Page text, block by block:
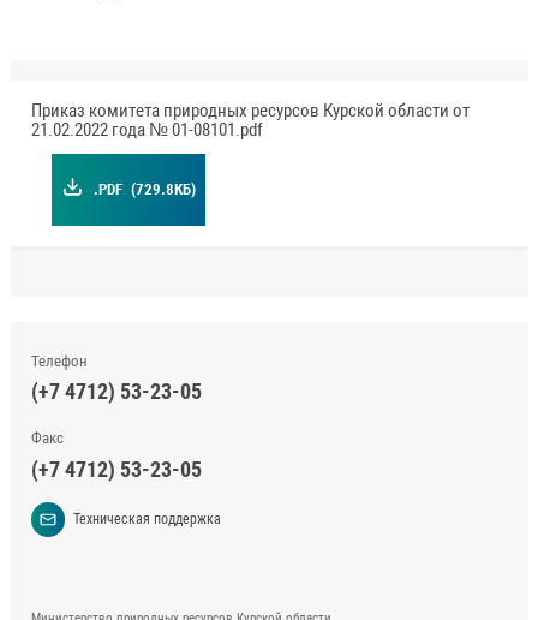
Приказ комитета природных ресурсов Курской области от
21.02.2022 года № 01-08101.pdf
.PDF (729.8КБ)
Телефон
(+7 4712) 53-23-05
Факс
(+7 4712) 53-23-05
Техническая поддержка